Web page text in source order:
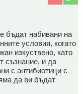
бъдат набивани на
условия, когато
изкуствено, като
съзнание, и да
с антибиотици с
да ви бъдат